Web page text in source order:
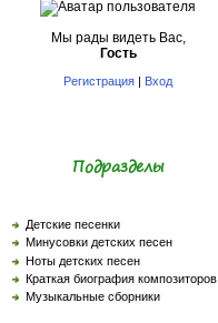
Мы рады видеть Вас,
Гость
Регистрация | Вход
Подразделы
Детские песенки
Минусовки детских песен
Ноты детских песен
Краткая биография композиторов
Музыкальные сборники